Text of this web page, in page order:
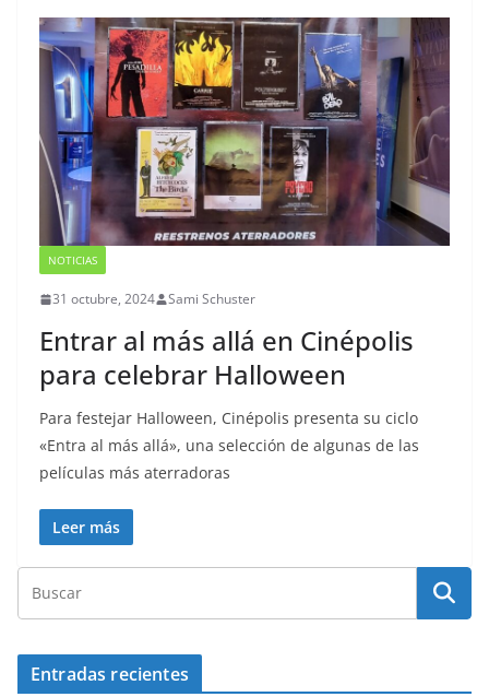
NOTICIAS
31 octubre, 2024 Sami Schuster
Entrar al más allá en Cinépolis
para celebrar Halloween
Para festejar Halloween, Cinépolis presenta su ciclo
«Entra al más allá», una selección de algunas de las
películas más aterradoras
Leer más
Entradas recientes